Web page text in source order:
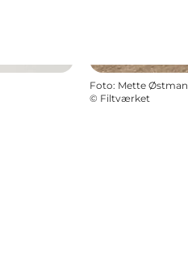
Foto: Mette Østman
© Filtværket